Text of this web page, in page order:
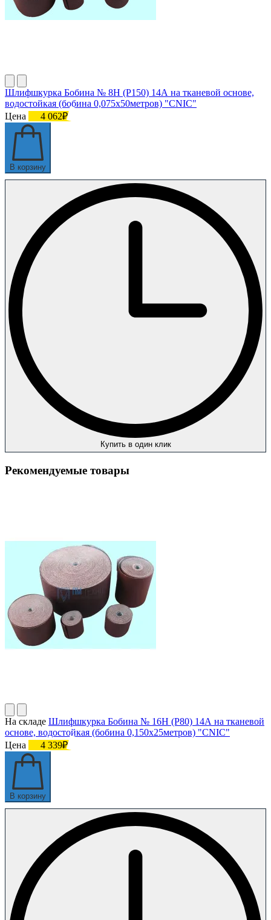
Шлифшкурка Бобина № 8Н (P150) 14А на тканевой основе,
водостойкая (бобина 0,075х50метров) "CNIC"
Цена
4 062₽
В корзину
Купить в один клик
Рекомендуемые товары
На складе Шлифшкурка Бобина № 16Н (P80) 14А на тканевой
основе, водостойкая (бобина 0,150х25метров) "CNIC"
Цена
4 339₽
В корзину